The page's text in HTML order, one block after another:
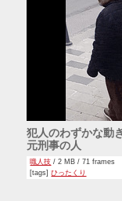
犯人のわずかな動
元刑事の人
職人技 / 2 MB / 71 frames
[tags]ひったくり